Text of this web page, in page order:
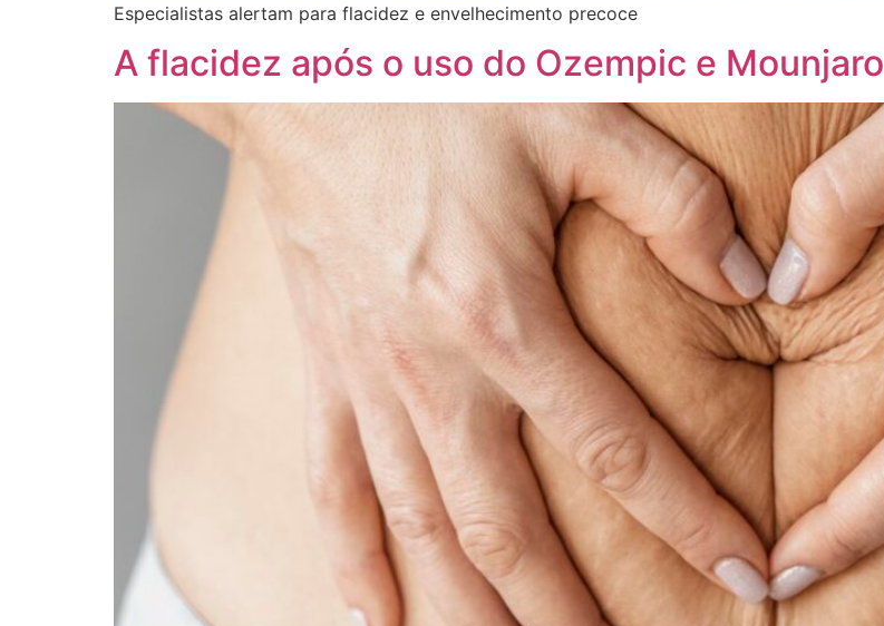
Especialistas alertam para flacidez e envelhecimento precoce
A flacidez após o uso do Ozempic e Mounjaro